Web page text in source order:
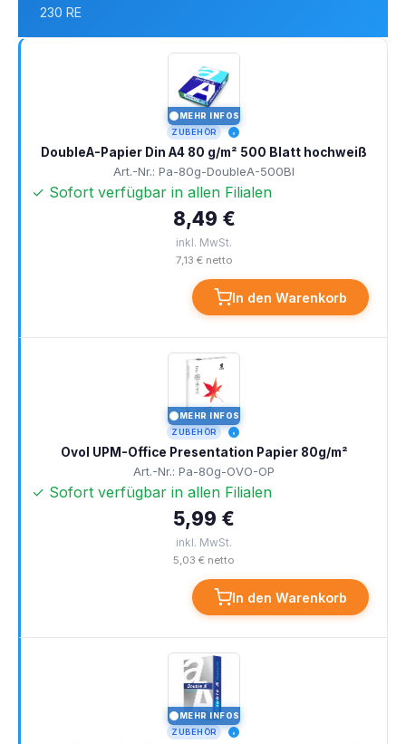
230 RE
MEHR INFOS
ZUBEHÖR
DoubleA-Papier Din A4 80 g/m² 500 Blatt hochweiß
Art.-Nr.: Pa-80g-DoubleA-500Bl
✓ Sofort verfügbar in allen Filialen
8,49 €
inkl. MwSt.
7,13 € netto
In den Warenkorb
MEHR INFOS
ZUBEHÖR
Ovol UPM-Office Presentation Papier 80g/m²
Art.-Nr.: Pa-80g-OVO-OP
✓ Sofort verfügbar in allen Filialen
5,99 €
inkl. MwSt.
5,03 € netto
In den Warenkorb
MEHR INFOS
ZUBEHÖR